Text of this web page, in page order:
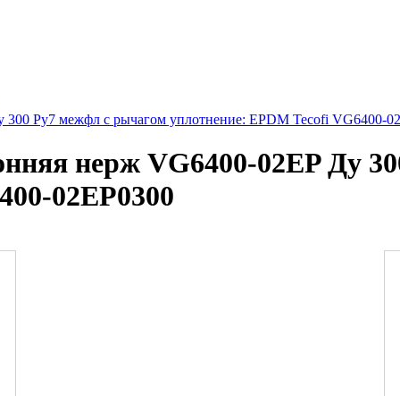
Ру7 межфл с рычагом уплотнение: EPDM Tecofi VG6400-
нерж VG6400-02EP Ду
02EP0300